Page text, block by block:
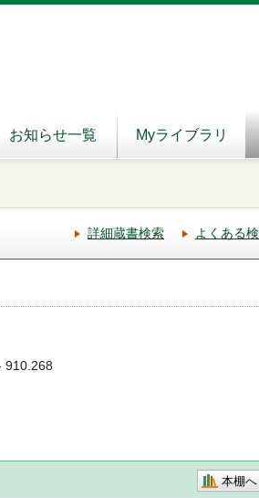
お知らせ一覧 Myライブラリ
詳細蔵書検索 よくある
910.268
本棚へ